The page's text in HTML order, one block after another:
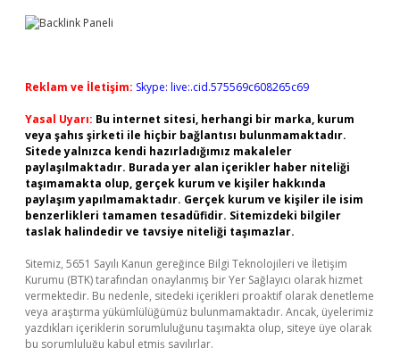
Reklam ve İletişim: Skype: live:.cid.575569c608265c69
Yasal Uyarı: Bu internet sitesi, herhangi bir marka, kurum
veya şahıs şirketi ile hiçbir bağlantısı bulunmamaktadır.
Sitede yalnızca kendi hazırladığımız makaleler
paylaşılmaktadır. Burada yer alan içerikler haber niteliği
taşımamakta olup, gerçek kurum ve kişiler hakkında
paylaşım yapılmamaktadır. Gerçek kurum ve kişiler ile isim
benzerlikleri tamamen tesadüfidir. Sitemizdeki bilgiler
taslak halindedir ve tavsiye niteliği taşımazlar.
Sitemiz, 5651 Sayılı Kanun gereğince Bilgi Teknolojileri ve İletişim
Kurumu (BTK) tarafından onaylanmış bir Yer Sağlayıcı olarak hizmet
vermektedir. Bu nedenle, sitedeki içerikleri proaktif olarak denetleme
veya araştırma yükümlülüğümüz bulunmamaktadır. Ancak, üyelerimiz
yazdıkları içeriklerin sorumluluğunu taşımakta olup, siteye üye olarak
bu sorumluluğu kabul etmiş sayılırlar.